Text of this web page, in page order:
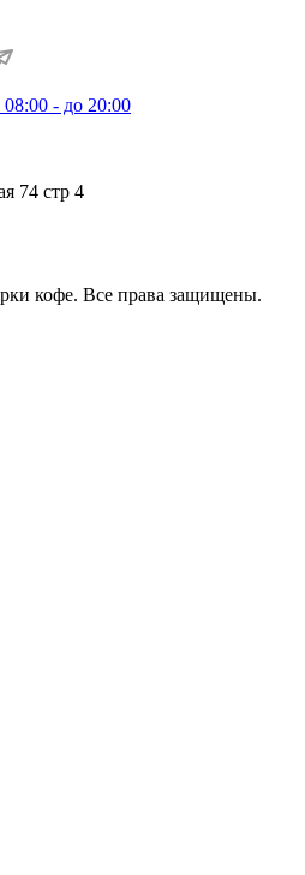
08:00 - до 20:00
74 стр 4
кофе. Все права защищены.